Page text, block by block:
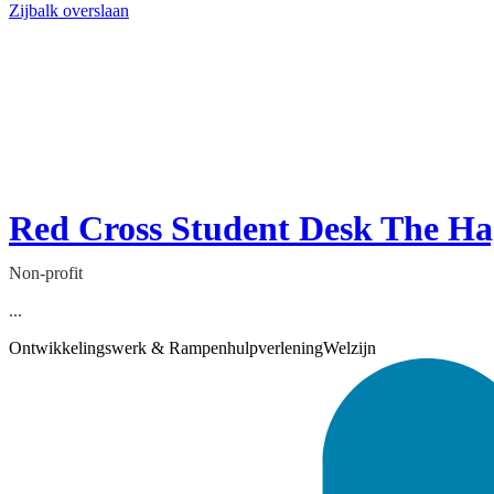
Zijbalk overslaan
Red Cross Student Desk The
Non-profit
...
Ontwikkelingswerk & RampenhulpverleningWelzijn